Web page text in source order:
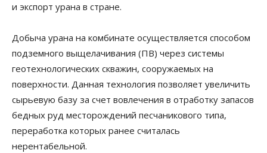
и экспорт урана в стране.
Добыча урана на комбинате осуществляется способом
подземного выщелачивания (ПВ) через системы
геотехнологических скважин, сооружаемых на
поверхности. Данная технология позволяет увеличить
сырьевую базу за счет вовлечения в отработку запасов
бедных руд месторождений песчаникового типа,
переработка которых ранее считалась
нерентабельной.